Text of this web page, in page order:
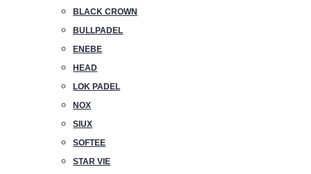
BLACK CROWN
BULLPADEL
ENEBE
HEAD
LOK PADEL
NOX
SIUX
SOFTEE
STAR VIE